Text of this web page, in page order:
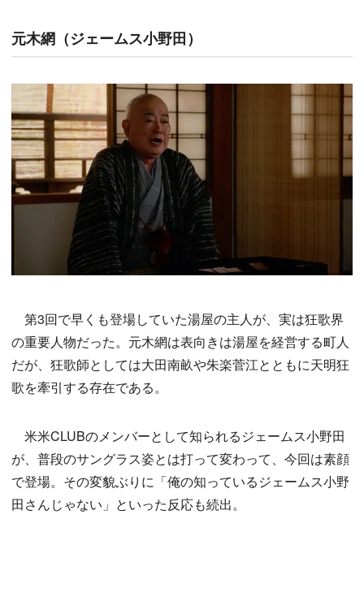
元木網（ジェームス小野田）
第3回で早くも登場していた湯屋の主人が、実は狂歌界
の重要人物だった。元木網は表向きは湯屋を経営する町人
だが、狂歌師としては大田南畝や朱楽菅江とともに天明狂
歌を牽引する存在である。
米米CLUBのメンバーとして知られるジェームス小野田
が、普段のサングラス姿とは打って変わって、今回は素顔
で登場。その変貌ぶりに「俺の知っているジェームス小野
田さんじゃない」といった反応も続出。